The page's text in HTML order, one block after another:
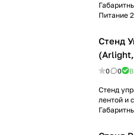
Питание
Стенд
0 0
Стенд
лентой и